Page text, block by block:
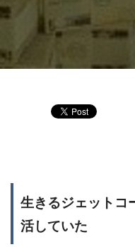
生きるジェットコ
活していた